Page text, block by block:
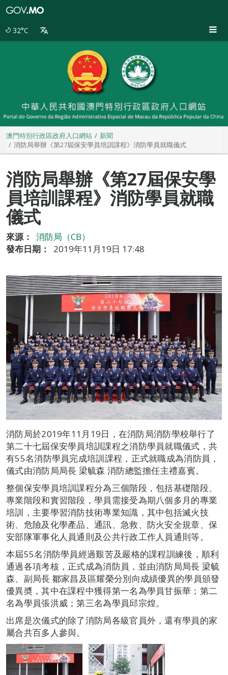
32°C
澳門特別行政區政府入口網站
新聞
消防局舉辦《第27屆保安學員培訓課程》消防學員就職儀式
消防局舉辦《第27屆保安學
員培訓課程》消防學員就職
儀式
來源：
消防局（CB）
發布日期：
2019年11月19日 17:48
消防局於2019年11月19日，在消防局消防學校舉行了
第二十七屆保安學員培訓課程之消防學員就職儀式，共
有55名消防學員完成培訓課程，正式就職成為消防員，
儀式由消防局局長 梁毓森 消防總監擔任主禮嘉賓。
整個保安學員培訓課程分為三個階段，包括基礎階段、
專業階段和實習階段，學員需接受為期八個多月的專業
培訓，主要學習消防技術專業知識，其中包括滅火技
術、危險及化學產品、通訊、急救、防火安全規章、保
安部隊軍事化人員通則及公共行政工作人員通則等。
本屆55名消防學員經過艱苦及嚴格的課程訓練後，順利
通過各項考核，正式成為消防員，並由消防局局長 梁毓
森、副局長 鄒家昌及區耀榮分別向成績優異的學員頒發
優異奬，其中在課程中獲得第一名為學員甘振華；第二
名為學員張洪威；第三名為學員邱宗煌。
出席是次儀式的除了消防局各級官員外，還有學員的家
屬合共百多人參與。